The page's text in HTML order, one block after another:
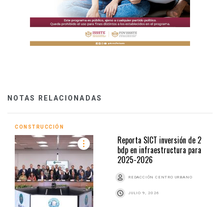
NOTAS RELACIONADAS
CONSTRUCCIÓN
Reporta SICT inversión de 2
bdp en infraestructura para
2025-2026
REDACCIÓN CENTRO URBANO
JULIO 9, 2026